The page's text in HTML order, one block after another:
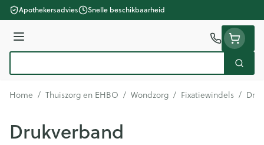
Ga naar de inhoud
Apothekersadvies Snelle beschikbaarheid
Menu
Zoek
Home / Thuiszorg en EHBO / Wondzorg / Fixatiewindels /
Drukverband